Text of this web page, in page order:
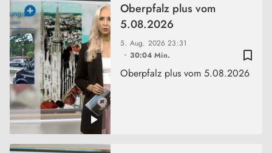
bookmark_border
5. Aug. 202623:31
30:04 Min.
Oberpfalz plus vom
5.08.2026
Oberpfalz plus vom 5.08.2026